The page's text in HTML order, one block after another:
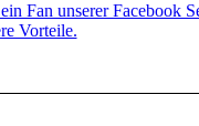
Fan unserer Facebook
Vorteile.